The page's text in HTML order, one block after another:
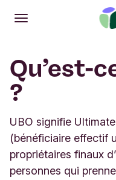
Ouvrir
Menu principal
Qu’est-
?
UBO signifie
(bénéficiaire effectif
propriétaires finaux
personnes qui